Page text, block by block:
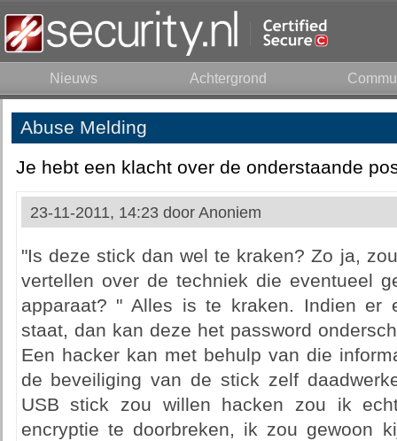
Nieuws Achtergrond
Abuse Melding
Je hebt een klacht over de onderstaande
23-11-2011, 14:23 door Anoniem
"Is deze stick dan wel te kraken? Zo ja,
vertellen over de techniek die eventueel
apparaat? " Alles is te kraken. Indien er
staat, dan kan deze het password
Een hacker kan met behulp van die
de beveiliging van de stick zelf
USB stick zou willen hacken zou ik
encryptie te doorbreken, ik zou gewoon